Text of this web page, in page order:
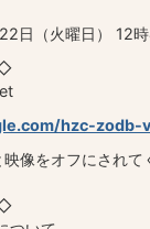
日（火曜日） 12
hzc-zodb-
像をオフにされて